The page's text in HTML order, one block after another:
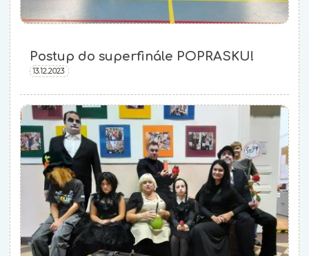
Postup do superfinále POPRASKU!
13.12.2023